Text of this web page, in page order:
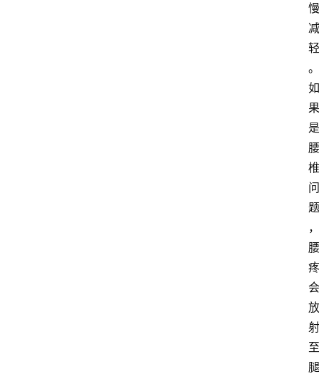
慢
减
轻
。
如
果
是
腰
椎
问
题
，
腰
疼
会
放
射
至
腿